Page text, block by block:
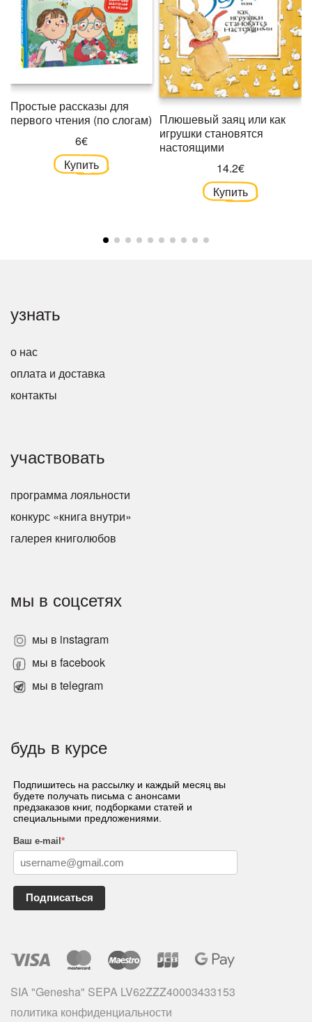
Простые рассказы для
первого чтения (по слогам)
6€
Купить
Плюшевый заяц или как
игрушки становятся
настоящими
14.2€
Купить
узнать
о нас
оплата и доставка
контакты
участвовать
программа лояльности
конкурс «книга внутри»
галерея книголюбов
мы в соцсетях
мы в instagram
мы в facebook
мы в telegram
будь в курсе
Подпишитесь на рассылку и каждый месяц вы
будете получать письма с анонсами
предзаказов книг, подборками статей и
специальными предложениями.
Ваш e-mail *
Подписаться
SIA "Genesha" SEPA LV62ZZZ40003433153
политика конфиденциальности